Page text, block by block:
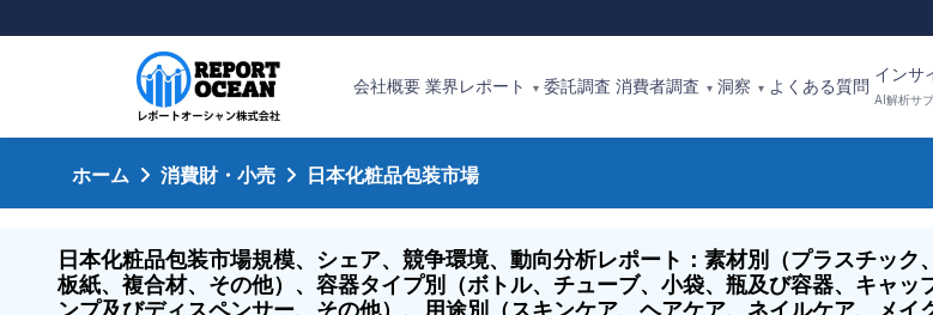
会社概要 業界レポート ▾ 委託調査 消費者調査 ▾ 洞察 ▾ よくある質問
インサ
AI解析サ
ホーム 消費財・小売 日本化粧品包装市場
日本化粧品包装市場規模、シェア、競争環境、動向分析レポート：素材別（プラスチック
板紙、複合材、その他）、容器タイプ別（ボトル、チューブ、小袋、瓶及び容器、キャッ
ンプ及びディスペンサー、その他）、用途別（スキンケア、ヘアケア、ネイルケア、メイ